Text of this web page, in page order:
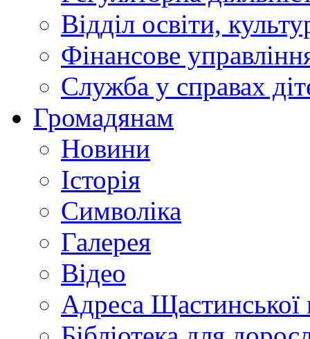
Відділ освіти,
Фінансове
Служба у справах
Громадянам
Новини
Історія
Символіка
Галерея
Відео
Адреса Щастинської